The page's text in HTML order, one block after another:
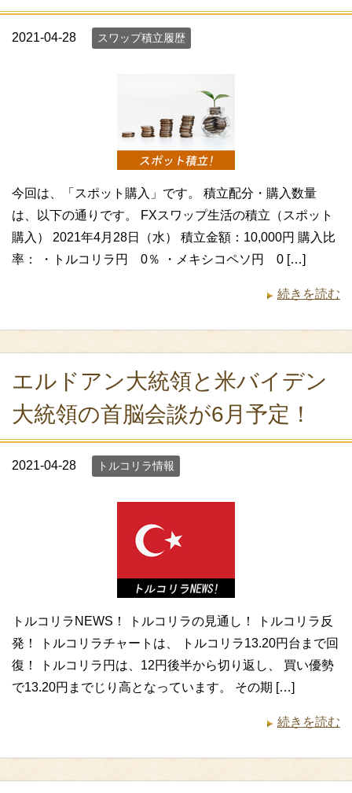
2021-04-28 スワップ積立履歴
今回は、「スポット購入」です。 積立配分・購入数量
は、以下の通りです。 FXスワップ生活の積立（スポット
購入） 2021年4月28日（水） 積立金額：10,000円 購入比
率： ・トルコリラ円 0％ ・メキシコペソ円 0 […]
続きを読む
エルドアン大統領と米バイデン
大統領の首脳会談が6月予定！
2021-04-28 トルコリラ情報
トルコリラNEWS！ トルコリラの見通し！ トルコリラ反
発！ トルコリラチャートは、 トルコリラ13.20円台まで回
復！ トルコリラ円は、12円後半から切り返し、 買い優勢
で13.20円までじり高となっています。 その期 […]
続きを読む